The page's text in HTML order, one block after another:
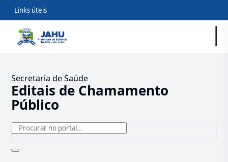
Links úteis
Secretaria de Saúde
Editais de Chamamento
Público